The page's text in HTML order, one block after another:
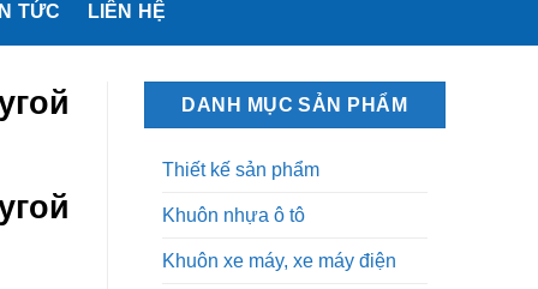
TỨC LIÊN HỆ
DANH MỤC SẢN PHẨM
Thiết kế sản phẩm
Khuôn nhựa ô tô
Khuôn xe máy, xe máy điện